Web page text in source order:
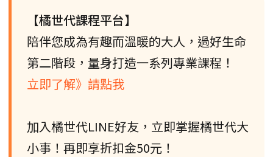
【橘世代課程平台】
陪伴您成為有趣而溫暖的大人，過好生命
第二階段，量身打造一系列專業課程！
立即了解》請點我
加入橘世代LINE好友，立即掌握橘世代大
小事！再即享折扣金50元！